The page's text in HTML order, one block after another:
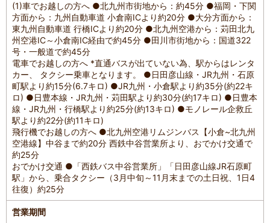
(1)車でお越しの方へ ●北九州市街地から：約45分 ●福岡・下関
方面から：九州自動車道 小倉南ICより約20分 ●大分方面から：
東九州自動車道 行橋ICより約20分 ●北九州空港から：苅田北九
州空港IC～小倉南IC経由で約45分 ●田川市街地から：国道322
号・一般道で約45分
電車でお越しの方へ *直通バスが出ていない為、駅からはレンタ
カー、 タクシー乗車となります。 ●日田彦山線・JR九州・石原
町駅より約15分(6.7キロ) ●JR九州・小倉駅より約35分(約22キ
ロ) ●日豊本線・JR九州・苅田駅より約30分(約17キロ) ●日豊本
線・JR九州・行橋駅より約25分(約13キロ) ●モノレール企救丘
駅より約22分(約11キロ)
飛行機でお越しの方へ ●北九州空港リムジンバス【小倉~北九州
空港線】中谷まで約20分 西鉄中谷営業所より、おでかけ交通で
約25分
おでかけ交通 ●「西鉄バス中谷営業所」「日田彦山線JR石原町
駅」から、乗合タクシー（3月中旬～11月末までの土日祝、1日4
往復）約25分
営業期間